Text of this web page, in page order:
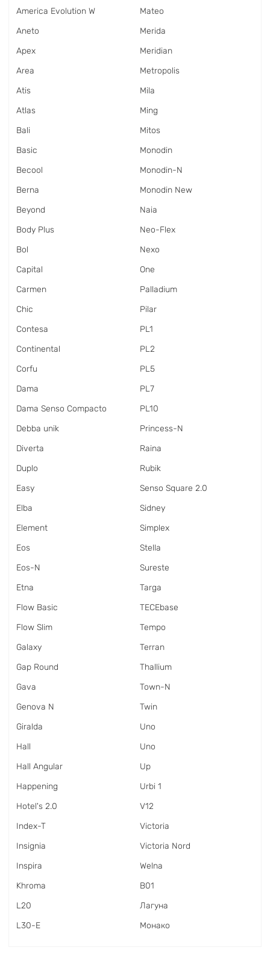
America Evolution W
Aneto
Apex
Area
Atis
Atlas
Bali
Basic
Becool
Berna
Beyond
Body Plus
Bol
Capital
Carmen
Chic
Contesa
Continental
Corfu
Dama
Dama Senso Compacto
Debba unik
Diverta
Duplo
Easy
Elba
Element
Eos
Eos-N
Etna
Flow Basic
Flow Slim
Galaxy
Gap Round
Gava
Genova N
Giralda
Hall
Hall Angular
Happening
Hotel's 2.0
Index-T
Insignia
Inspira
Khroma
L20
L30-E
Mateo
Merida
Meridian
Metropolis
Mila
Ming
Mitos
Monodin
Monodin-N
Monodin New
Naia
Neo-Flex
Nexo
One
Palladium
Pilar
PL1
PL2
PL5
PL7
PL10
Princess-N
Raina
Rubik
Senso Square 2.0
Sidney
Simplex
Stella
Sureste
Targa
TECEbase
Tempo
Terran
Thallium
Town-N
Twin
Uno
Uno
Up
Urbi 1
V12
Victoria
Victoria Nord
Welna
В01
Лагуна
Монако